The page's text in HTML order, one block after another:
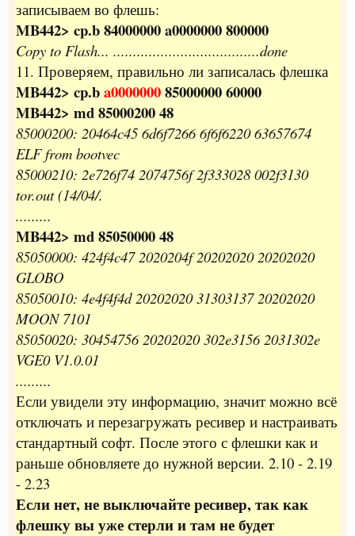
записываем во флешь:
MB442> cp.b 84000000 a0000000 800000
Copy to Flash... .....................................done
11. Проверяем, правильно ли записалась флешка
MB442> cp.ba000000085000000 60000
MB442> md 85000200 48
85000200: 20464c45 6d6f7266 6f6f6220 63657674
ELF from bootvec
85000210: 2e726f74 2074756f 2f333028 002f3130
tor.out (14/04/.
.........
MB442> md 85050000 48
85050000: 424f4c47 2020204f 20202020 20202020
GLOBO
85050010: 4e4f4f4d 20202020 31303137 20202020
MOON 7101
85050020: 30454756 20202020 302e3156 2031302e
VGE0 V1.0.01
.........
Если увидели эту информацию, значит можно всё
отключать и перезагружать ресивер и настраивать
стандартный софт. После этого с флешки как и
раньше обновляете до нужной версии. 2.10 - 2.19
- 2.23
Если нет, не выключайте ресивер, так как
флешку вы уже стерли и там не будет